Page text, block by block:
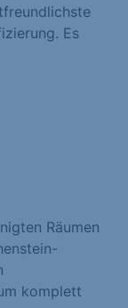
Es
Räumen
komplett